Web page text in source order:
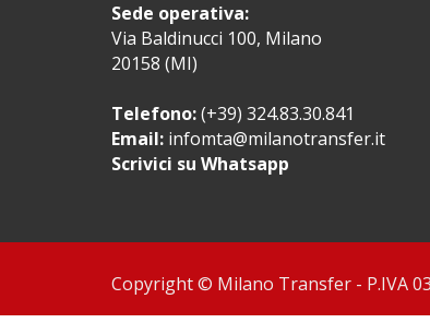
Sede operativa:
Via Baldinucci 100, Milano
20158 (MI)
Telefono:(+39) 324.83.30.841
Email: infomta@milanotransfer.it
Scrivici su Whatsapp
Copyright © Milano Transfer - P.IVA